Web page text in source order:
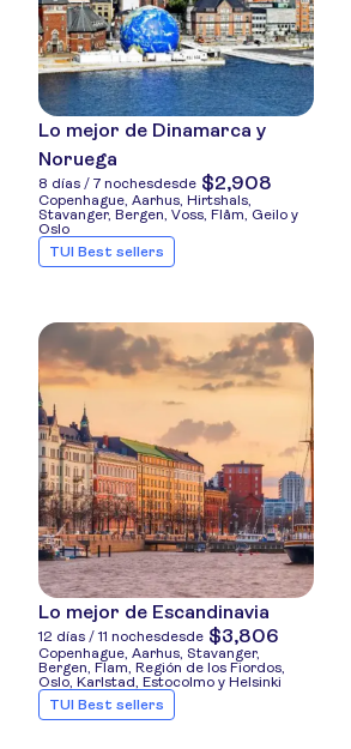
Lo mejor de Dinamarca y
Noruega
8 días / 7 nochesdesde $2,908
Copenhague, Aarhus, Hirtshals,
Stavanger, Bergen, Voss, Flåm, Geilo y
Oslo
TUI Best sellers
Lo mejor de Escandinavia
12 días / 11 nochesdesde $3,806
Copenhague, Aarhus, Stavanger,
Bergen, Flam, Región de los Fiordos,
Oslo, Karlstad, Estocolmo y Helsinki
TUI Best sellers